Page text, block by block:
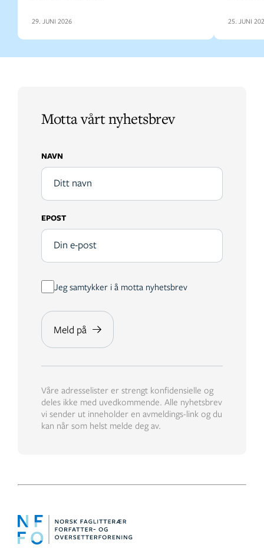
29. JUNI 2026 25. JUNI
Motta vårt nyhetsbrev
NAVN
EPOST
Jeg samtykker i å motta nyhetsbrev
Våre adresselister er strengt konfidensielle og
deles ikke med uvedkommende. Alle nyhetsbrev
vi sender ut inneholder en avmeldings-link og du
kan når som helst melde deg av.